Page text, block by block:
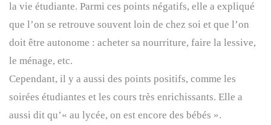
la vie étudiante. Parmi ces points négatifs, elle a expliqué
que l’on se retrouve souvent loin de chez soi et que l’on
doit être autonome : acheter sa nourriture, faire la lessive,
le ménage, etc.
Cependant, il y a aussi des points positifs, comme les
soirées étudiantes et les cours très enrichissants. Elle a
aussi dit qu’« au lycée, on est encore des bébés ».